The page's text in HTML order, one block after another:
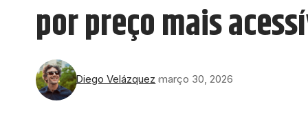
por preço mais
Diego Velázquez março 30, 2026